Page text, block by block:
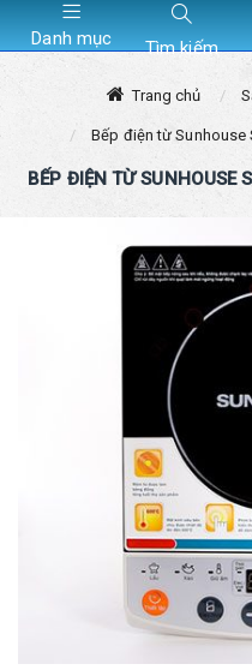
Danh mục Tìm kiếm
Trang chủ
Bếp điện từ Sunhouse
BẾP ĐIỆN TỪ SUNHOUSE